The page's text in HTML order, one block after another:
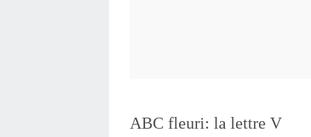
ABC fleuri: la lettre V